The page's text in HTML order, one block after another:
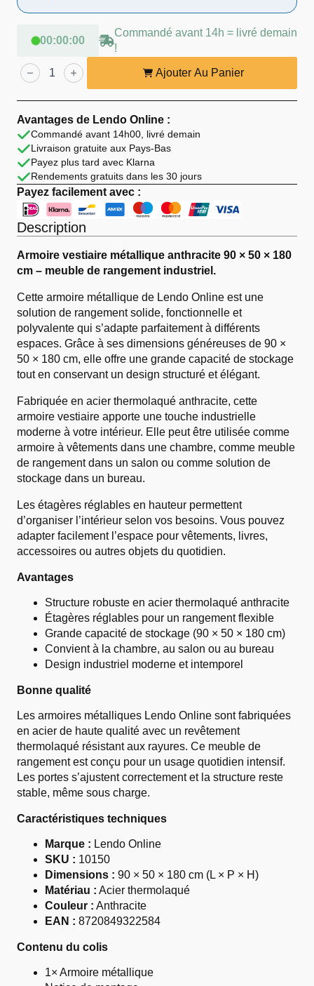
00:00:00
Commandé avant 14h = livré demain
!
quantité
de
Lendo
Vestiaire
90x50x180
cm
Métal
Anthracite
Ajouter Au Panier
Avantages de Lendo Online :
Commandé avant 14h00, livré demain
Livraison gratuite aux Pays-Bas
Payez plus tard avec Klarna
Rendements gratuits dans les 30 jours
Payez facilement avec :
Description
Armoire vestiaire métallique anthracite 90 × 50 × 180
cm – meuble de rangement industriel.
Cette armoire métallique de Lendo Online est une
solution de rangement solide, fonctionnelle et
polyvalente qui s’adapte parfaitement à différents
espaces. Grâce à ses dimensions généreuses de 90 ×
50 × 180 cm, elle offre une grande capacité de stockage
tout en conservant un design structuré et élégant.
Fabriquée en acier thermolaqué anthracite, cette
armoire vestiaire apporte une touche industrielle
moderne à votre intérieur. Elle peut être utilisée comme
armoire à vêtements dans une chambre, comme meuble
de rangement dans un salon ou comme solution de
stockage dans un bureau.
Les étagères réglables en hauteur permettent
d’organiser l’intérieur selon vos besoins. Vous pouvez
adapter facilement l’espace pour vêtements, livres,
accessoires ou autres objets du quotidien.
Avantages
Structure robuste en acier thermolaqué anthracite
Étagères réglables pour un rangement flexible
Grande capacité de stockage (90 × 50 × 180 cm)
Convient à la chambre, au salon ou au bureau
Design industriel moderne et intemporel
Bonne qualité
Les armoires métalliques Lendo Online sont fabriquées
en acier de haute qualité avec un revêtement
thermolaqué résistant aux rayures. Ce meuble de
rangement est conçu pour un usage quotidien intensif.
Les portes s’ajustent correctement et la structure reste
stable, même sous charge.
Caractéristiques techniques
Marque : Lendo Online
SKU : 10150
Dimensions : 90 × 50 × 180 cm (L × P × H)
Matériau : Acier thermolaqué
Couleur : Anthracite
EAN : 8720849322584
Contenu du colis
1× Armoire métallique